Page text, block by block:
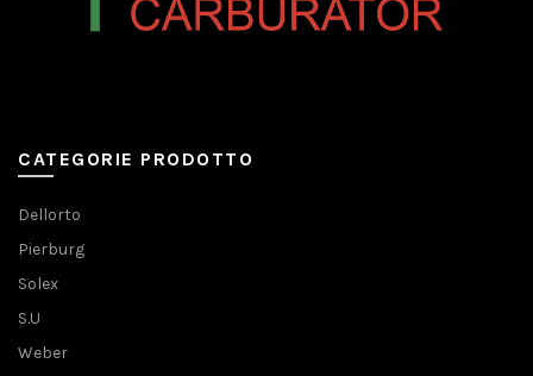
CATEGORIE PRODOTTO
Dellorto
Pierburg
Solex
S.U
Weber